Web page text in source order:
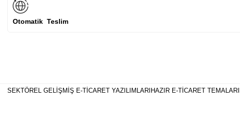
Otomatik Teslim
SEKTÖREL GELIŞMIŞ E-TICARET YAZILIMLARI HAZIR E-TICARET TEMALARI